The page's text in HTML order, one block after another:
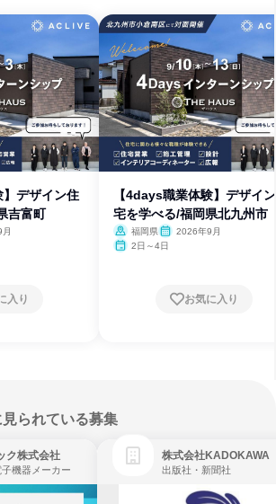
】デザイン住
吉富町
入り
【4days職業体験】デザイ
宅を学べる/福岡県北九州市
福岡県
2026年9月
2日～4日
お気に入り
られている募集
ク株式会社
機器メーカー
株式会社KADOKAWA
出版社・新聞社